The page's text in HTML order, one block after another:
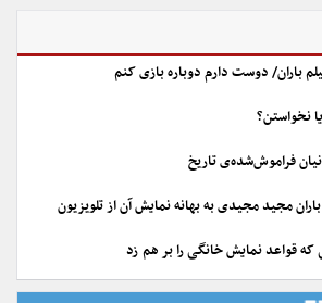
باران/ دوست دارم دوباره بازی کنم
نخواستن؟
فراموش‌شده‌ی تاریخ
مجید مجیدی به بهانه نمایش آن از تلویزیون
قواعد نمایش خانگی را بر هم زد